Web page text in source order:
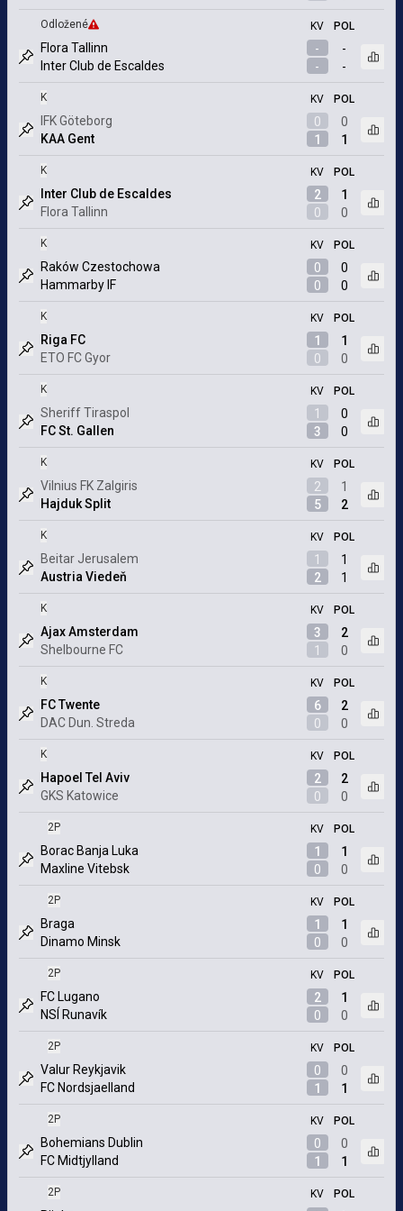
Označený zápas
Odložené
Flora Tallinn
Inter Club de Escaldes
-
-
-
-
KV POL
Označený zápas
K
IFK Göteborg
KAA Gent
0
1
0
1
KV POL
Označený zápas
K
Inter Club de Escaldes
Flora Tallinn
2
0
1
0
KV POL
Označený zápas
K
Raków Czestochowa
Hammarby IF
0
0
0
0
KV POL
Označený zápas
K
Riga FC
ETO FC Gyor
1
0
1
0
KV POL
Označený zápas
K
Sheriff Tiraspol
FC St. Gallen
1
3
0
0
KV POL
Označený zápas
K
Vilnius FK Zalgiris
Hajduk Split
2
5
1
2
KV POL
Označený zápas
K
Beitar Jerusalem
Austria Viedeň
1
2
1
1
KV POL
Označený zápas
K
Ajax Amsterdam
Shelbourne FC
3
1
2
0
KV POL
Označený zápas
K
FC Twente
DAC Dun. Streda
6
0
2
0
KV POL
Označený zápas
K
Hapoel Tel Aviv
GKS Katowice
2
0
2
0
KV POL
Označený zápas
2P
Borac Banja Luka
Maxline Vitebsk
1
0
1
0
KV POL
Označený zápas
2P
Braga
Dinamo Minsk
1
0
1
0
KV POL
Označený zápas
2P
FC Lugano
NSÍ Runavík
2
0
1
0
KV POL
Označený zápas
2P
Valur Reykjavik
FC Nordsjaelland
0
1
0
1
KV POL
Označený zápas
2P
Bohemians Dublin
FC Midtjylland
0
1
0
1
KV POL
2P KV POL